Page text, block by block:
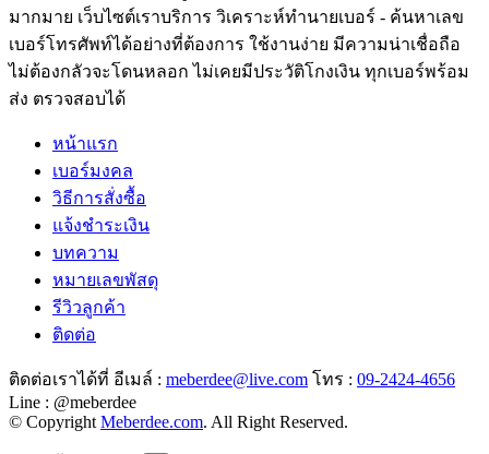
มากมาย เว็บไซต์เราบริการ วิเคราะห์ทำนายเบอร์ - ค้นหาเลข
เบอร์โทรศัพท์ได้อย่างที่ต้องการ ใช้งานง่าย มีความน่าเชื่อถือ
ไม่ต้องกลัวจะโดนหลอก ไม่เคยมีประวัติโกงเงิน ทุกเบอร์พร้อม
ส่ง ตรวจสอบได้
หน้าแรก
เบอร์มงคล
วิธีการสั่งซื้อ
แจ้งชำระเงิน
บทความ
หมายเลขพัสดุ
รีวิวลูกค้า
ติดต่อ
ติดต่อเราได้ที่ อีเมล์ : meberdee@live.com โทร : 09-2424-4656
Line : @meberdee
© Copyright Meberdee.com. All Right Reserved.